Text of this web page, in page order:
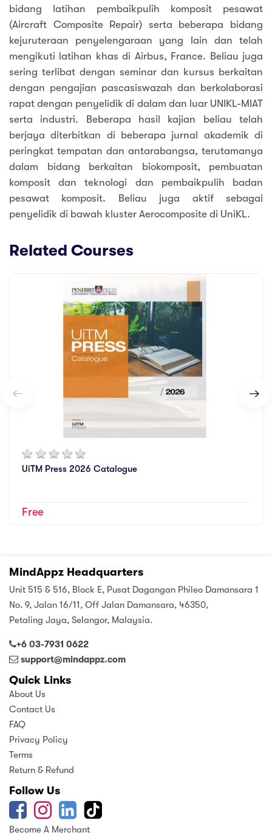
bidang latihan pembaikpulih komposit pesawat
(Aircraft Composite Repair) serta beberapa bidang
kejuruteraan penyelengaraan yang lain dan telah
mengikuti latihan khas di Airbus, France. Beliau juga
sering terlibat dengan seminar dan kursus berkaitan
dengan pengajian pascasiswazah dan berkolaborasi
rapat dengan penyelidik di dalam dan luar UNIKL-MIAT
serta industri. Beberapa hasil kajian beliau telah
berjaya diterbitkan di beberapa jurnal akademik di
peringkat tempatan dan antarabangsa, terutamanya
dalam bidang berkaitan biokomposit, pembuatan
komposit dan teknologi dan pembaikpulih badan
pesawat komposit. Beliau juga aktif sebagai
penyelidik di bawah kluster Aerocomposite di UniKL.
Related Courses
UiTM Press 2026 Catalogue
Free
MindAppz Headquarters
Unit 515 & 516, Block E, Pusat Dagangan Phileo Damansara 1
No. 9, Jalan 16/11, Off Jalan Damansara, 46350,
Petaling Jaya, Selangor, Malaysia.
+6 03-7931 0622
support@mindappz.com
Quick Links
About Us
Contact Us
FAQ
Privacy Policy
Terms
Return & Refund
Follow Us
Become A Merchant